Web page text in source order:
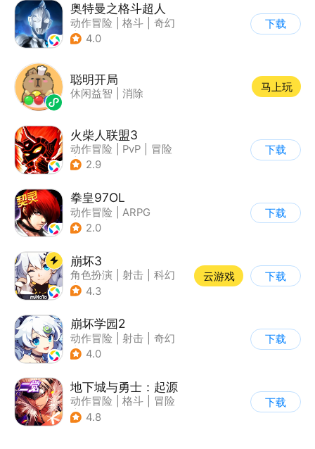
奥特曼之格斗超人
动作冒险 格斗
奇幻
| 奥特曼
4.0
下载
聪明开局
休闲益智 消除
马上玩
火柴人联盟3
动作冒险 PvP
冒险
| 横版过关
2.9
下载
拳皇97OL
动作冒险
ARPG
| 奇幻
2.0
下载
崩坏3
角色扮演 射击
科幻
| 崩坏
4.3
云游戏 下载
崩坏学园2
动作冒险 射击
奇幻
| 崩坏
4.0
下载
地下城与勇士：起源
动作冒险 格斗
冒险
| 地下城与勇士
4.8
下载